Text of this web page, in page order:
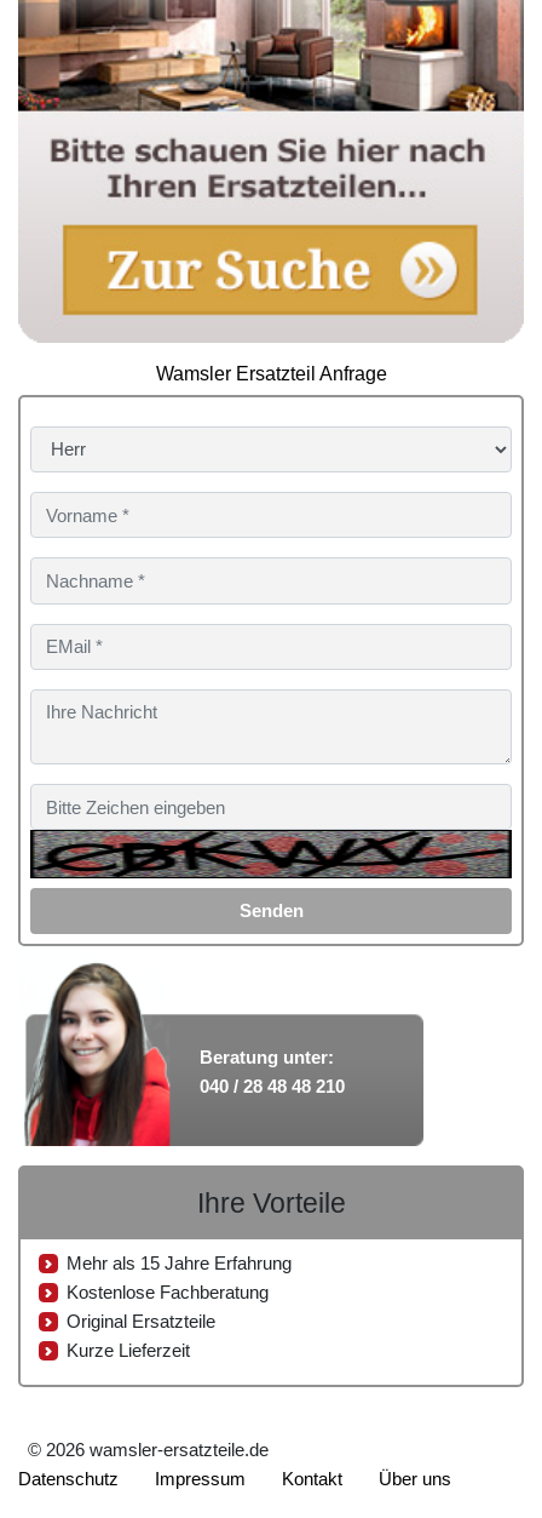
Wamsler Ersatzteil Anfrage
Senden
Beratung unter:
040 / 28 48 48 210
Ihre Vorteile
Mehr als 15 Jahre Erfahrung
Kostenlose Fachberatung
Original Ersatzteile
Kurze Lieferzeit
© 2026 wamsler-ersatzteile.de
Datenschutz
Impressum Kontakt Über uns